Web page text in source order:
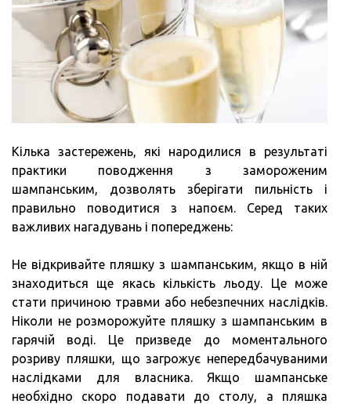
Кілька застережень, які народилися в результаті
практики поводження з замороженим
шампанським, дозволять зберігати пильність і
правильно поводитися з напоєм. Серед таких
важливих нагадувань і попереджень:
Не відкривайте пляшку з шампанським, якщо в ній
знаходиться ще якась кількість льоду. Це може
стати причиною травми або небезпечних наслідків.
Ніколи не розморожуйте пляшку з шампанським в
гарячій воді. Це призведе до моментального
розриву пляшки, що загрожує непередбачуваними
наслідками для власника. Якщо шампанське
необхідно скоро подавати до столу, а пляшка